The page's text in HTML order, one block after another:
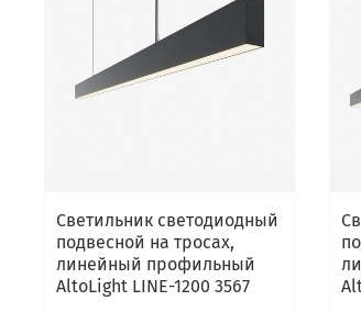
Светильник светодиодный
подвесной на тросах,
линейный профильный
AltoLight LINE-1200 3567